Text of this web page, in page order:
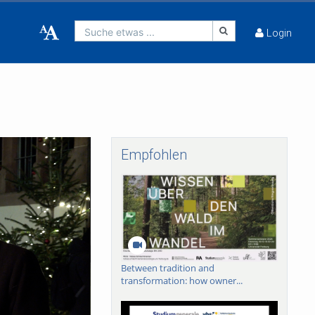
Suche etwas ... Login
Empfohlen
Between tradition and
transformation: how owner...